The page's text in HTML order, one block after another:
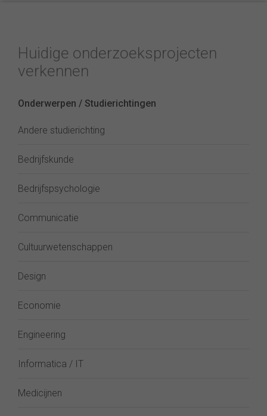
Huidige onderzoeksprojecten
verkennen
Onderwerpen / Studierichtingen
Andere studierichting
Bedrijfskunde
Bedrijfspsychologie
Communicatie
Cultuurwetenschappen
Design
Economie
Engineering
Informatica / IT
Medicijnen